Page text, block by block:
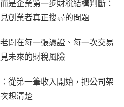
是企業第一步財稅結構判斷：
創業者真正搜尋的問題
闆在每一張憑證、每一次交易
未來的財稅風險
從第一筆收入開始，把公司架
想清楚